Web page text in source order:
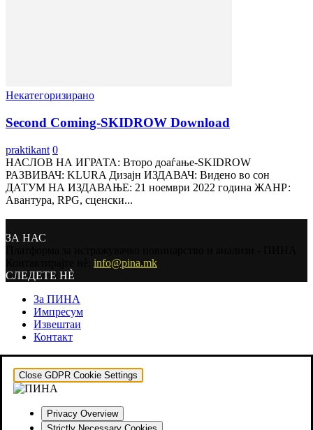
Некатегоризирано
Second Coming-SKIDROW Download
praktikant 0
НАСЛОВ НА ИГРАТА: Второ доаѓање-SKIDROW
РАЗВИВАЧ: KLURA Дизајн ИЗДАВАЧ: Видено во сон
ДАТУМ НА ИЗДАВАЊЕ: 21 ноември 2022 година ЖАНР:
Авантура, RPG, сценски...
ЗА НАС
info@pina.mk
СЛЕДЕТЕ НЀ
За ПИНА
Импресум
Извештаи
Контакт
Close GDPR Cookie Settings
Privacy Overview